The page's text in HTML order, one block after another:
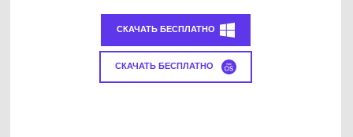
СКАЧАТЬ БЕСПЛАТНО
СКАЧАТЬ БЕСПЛАТНО